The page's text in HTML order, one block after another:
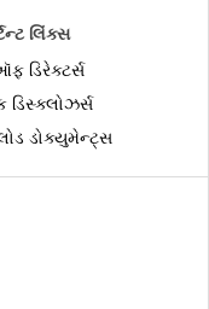
હોવ
લિંક્સ
ડિરેક્ટર્સ
ડિસ્ક્લોઝર્સ
ડોક્યુમેન્ટ્સ